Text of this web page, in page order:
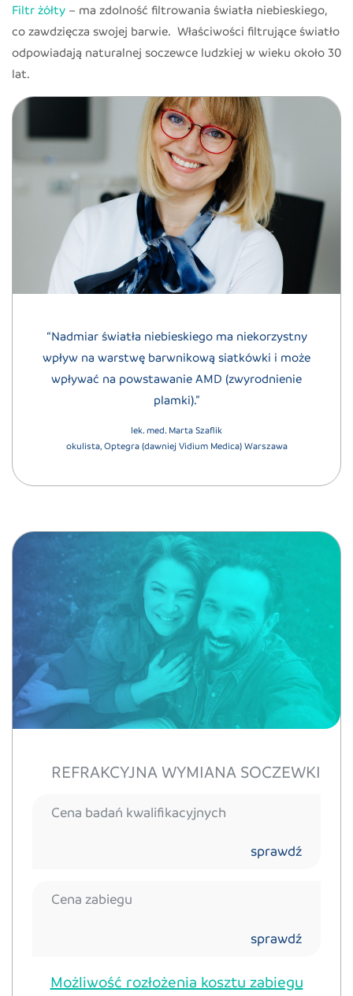
Filtr żółty – ma zdolność filtrowania światła niebieskiego,
co zawdzięcza swojej barwie. Właściwości filtrujące światło
odpowiadają naturalnej soczewce ludzkiej w wieku około 30
lat.
“Nadmiar światła niebieskiego ma niekorzystny
wpływ na warstwę barwnikową siatkówki i może
wpływać na powstawanie AMD (zwyrodnienie
plamki).”
lek. med. Marta Szaflik
okulista, Optegra (dawniej Vidium Medica) Warszawa
REFRAKCYJNA WYMIANA SOCZEWKI
Cena badań kwalifikacyjnych
sprawdź
Cena zabiegu
sprawdź
Możliwość rozłożenia kosztu zabiegu